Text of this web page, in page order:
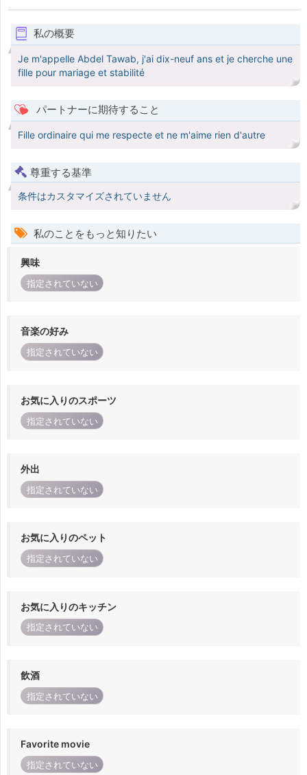
私の概要
Je m'appelle Abdel Tawab, j'ai dix-neuf ans et je cherche une
fille pour mariage et stabilité
パートナーに期待すること
Fille ordinaire qui me respecte et ne m'aime rien d'autre
尊重する基準
条件はカスタマイズされていません
私のことをもっと知りたい
興味
指定されていない
音楽の好み
指定されていない
お気に入りのスポーツ
指定されていない
外出
指定されていない
お気に入りのペット
指定されていない
お気に入りのキッチン
指定されていない
飲酒
指定されていない
Favorite movie
指定されていない